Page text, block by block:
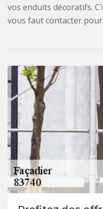
vos enduits décoratifs.
vous faut contacter pour